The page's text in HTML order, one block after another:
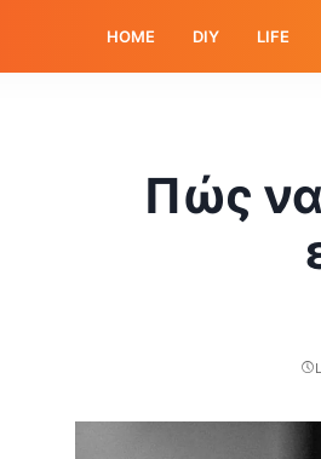
HOME DIY LIFE
Πώς να